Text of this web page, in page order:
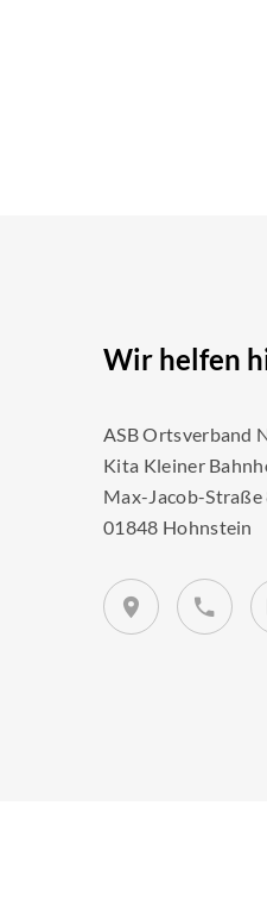
Wir helfen
ASB Ortsverband
Kita Kleiner
Max-Jacob-Straße
01848 Hohnstein